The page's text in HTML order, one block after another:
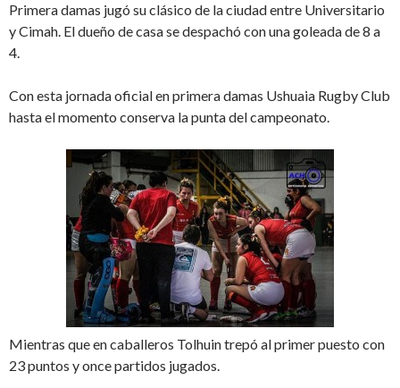
Primera damas jugó su clásico de la ciudad entre Universitario
y Cimah. El dueño de casa se despachó con una goleada de 8 a
4.
Con esta jornada oficial en primera damas Ushuaia Rugby Club
hasta el momento conserva la punta del campeonato.
Mientras que en caballeros Tolhuin trepó al primer puesto con
23 puntos y once partidos jugados.